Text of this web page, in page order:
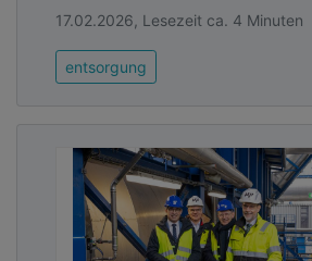
17.02.2026, Lesezeit ca. 4 Minuten
entsorgung